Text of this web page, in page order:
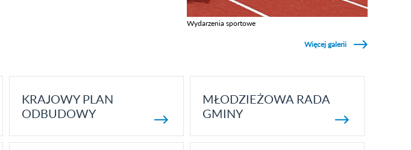
Wydarzenia sportowe
Więcej galerii
KRAJOWY PLAN
ODBUDOWY
MŁODZIEŻOWA RADA
GMINY